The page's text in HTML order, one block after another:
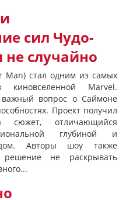
сил Чудо-
случайно
Man) стал одним из самых
киновселенной Marvel.
важный вопрос о Саймоне
Проект получил
сюжет, отличающийся
глубиной и
Авторы шоу также
решение не раскрывать